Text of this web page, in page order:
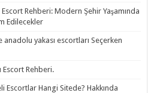
Rehberi: Modern Şehir Yaşamında
Edilecekler
yakası escortları Seçerken
Escort Rehberi.
Escortlar Hangi Sitede? Hakkında